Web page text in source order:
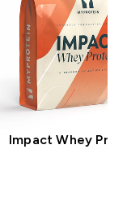
Impact Whey